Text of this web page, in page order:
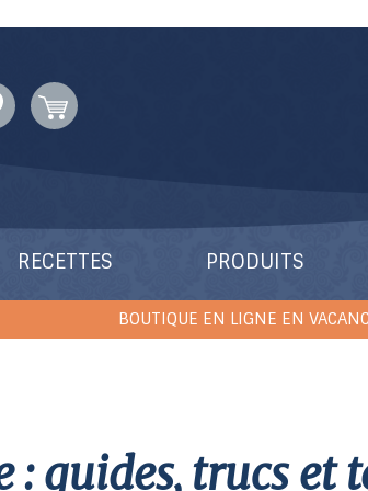
RECETTES PRODUITS
BOUTIQUE EN LIGNE EN
: guides, trucs et